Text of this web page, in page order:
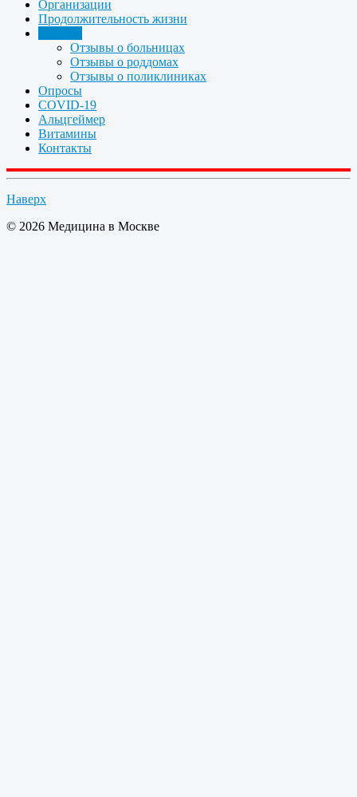
Организации
Продолжительность жизни
Отзывы о больницах
Отзывы о роддомах
Отзывы о поликлиниках
Опросы
COVID-19
Альцгеймер
Витамины
Контакты
Наверх
© 2026 Медицина в Москве